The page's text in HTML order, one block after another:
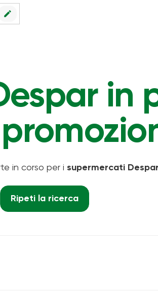
edit
in
in corso per i supermercati Despar
Ripeti la ricerca